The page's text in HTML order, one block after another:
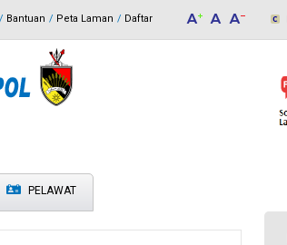
Bantuan Peta Laman Daftar
PELAWAT